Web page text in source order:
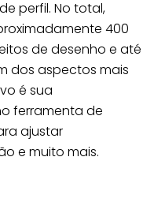
perfil. No total,
400
de desenho e até
dos aspectos mais
é sua
ferramenta de
ajustar
e muito mais.